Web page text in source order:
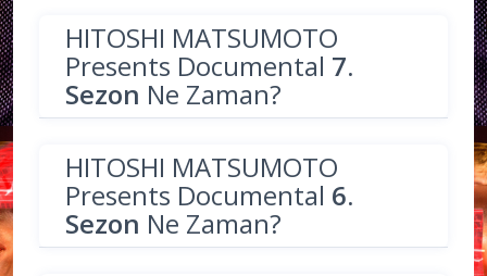
HITOSHI MATSUMOTO
Presents Documental 7.
Sezon Ne Zaman?
HITOSHI MATSUMOTO
Presents Documental 6.
Sezon Ne Zaman?